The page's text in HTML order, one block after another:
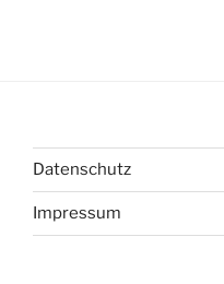
Datenschutz
Impressum